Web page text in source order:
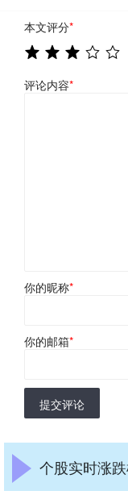
本文评分*
评论内容*
你的昵称*
你的邮箱*
提交评论
个股实时涨